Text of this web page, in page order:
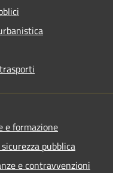
e formazione
pubblica
e contravvenzioni